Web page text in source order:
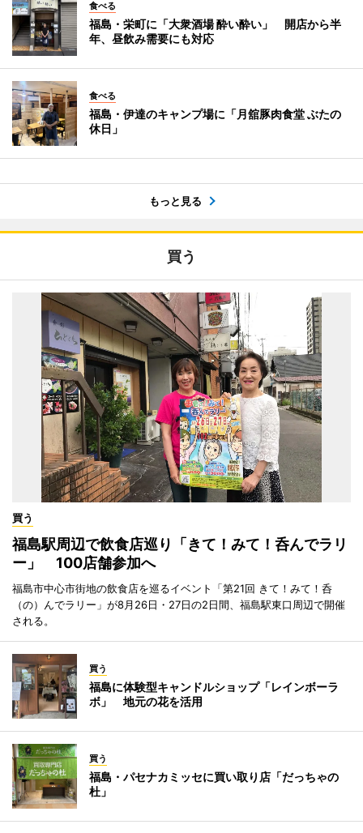
食べる
福島・栄町に「大衆酒場 酔い酔い」 開店から半
年、昼飲み需要にも対応
食べる
福島・伊達のキャンプ場に「月舘豚肉食堂 ぶたの
休日」
もっと見る
買う
買う
福島駅周辺で飲食店巡り「きて！みて！呑んでラリ
ー」 100店舗参加へ
福島市中心市街地の飲食店を巡るイベント「第21回 きて！みて！呑
（の）んでラリー」が8月26日・27日の2日間、福島駅東口周辺で開催
される。
買う
福島に体験型キャンドルショップ「レインボーラ
ボ」 地元の花を活用
買う
福島・パセナカミッセに買い取り店「だっちゃの
杜」